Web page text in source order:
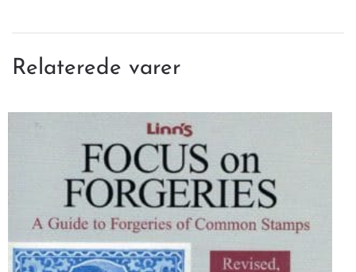
Relaterede varer